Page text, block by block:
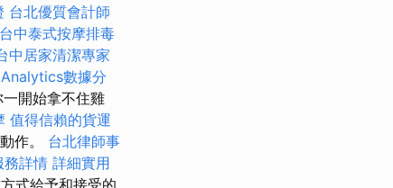
台北優質會計師
台中泰式按摩排毒
中居家清潔專家
數據分
開始拿不住雞
值得信賴的貨運
作。 台北律師事
務詳情 詳細實用
式給予和接受的